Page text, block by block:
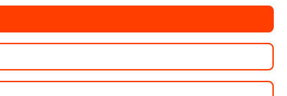
v Lepší.TV.